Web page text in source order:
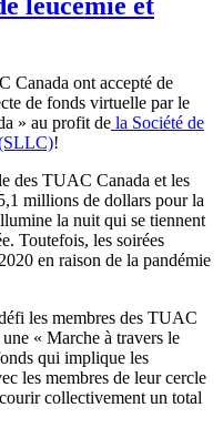
Canada ont accepté de
de fonds virtuelle par le
» au profit de la Société de
!
des TUAC Canada et les
millions de dollars pour la
la nuit qui se tiennent
Toutefois, les soirées
en raison de la pandémie
les membres des TUAC
« Marche à travers le
qui implique les
les membres de leur cercle
collectivement un total